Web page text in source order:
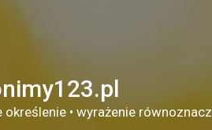
określenie • wyrażenie